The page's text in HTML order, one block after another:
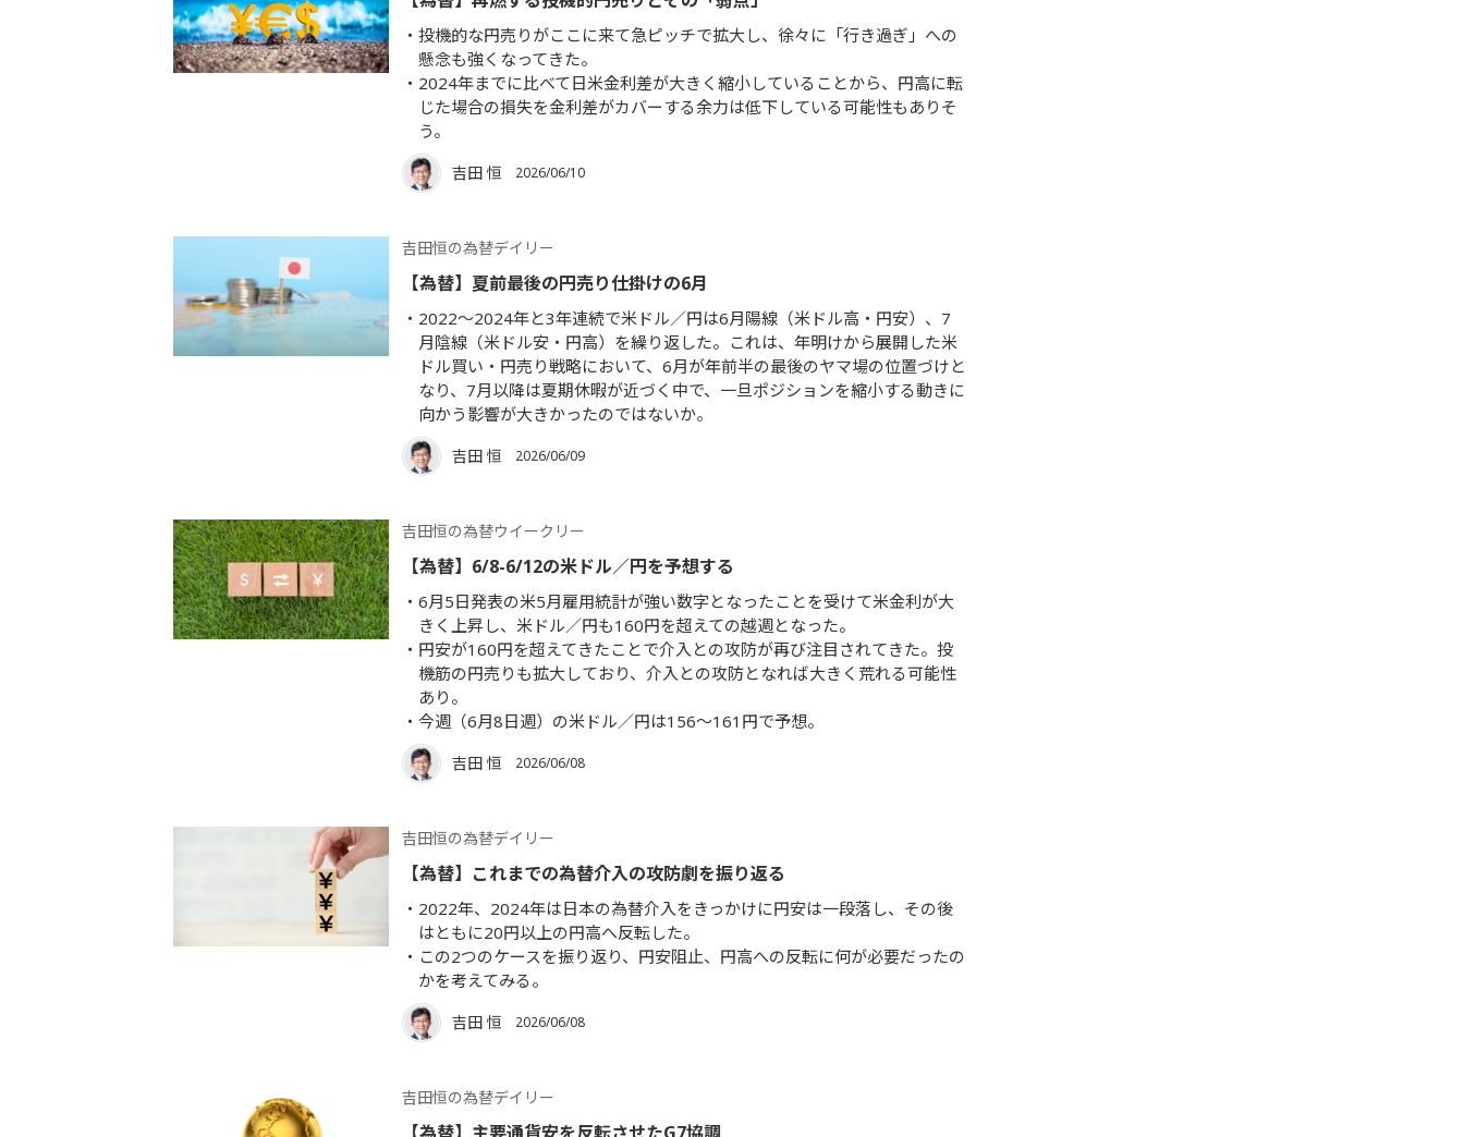
投機的な円売りがここに来て急ピッチで拡大し、徐々に「行き過ぎ」への
懸念も強くなってきた。
2024年までに比べて日米金利差が大きく縮小していることから、円高に転
じた場合の損失を金利差がカバーする余力は低下している可能性もありそ
う。
吉田 恒 2026/06/10
吉田恒の為替デイリー
【為替】夏前最後の円売り仕掛けの6月
2022～2024年と3年連続で米ドル／円は6月陽線（米ドル高・円安）、7
月陰線（米ドル安・円高）を繰り返した。これは、年明けから展開した米
ドル買い・円売り戦略において、6月が年前半の最後のヤマ場の位置づけと
なり、7月以降は夏期休暇が近づく中で、一旦ポジションを縮小する動きに
向かう影響が大きかったのではないか。
吉田 恒 2026/06/09
吉田恒の為替ウイークリー
【為替】6/8-6/12の米ドル／円を予想する
6月5日発表の米5月雇用統計が強い数字となったことを受けて米金利が大
きく上昇し、米ドル／円も160円を超えての越週となった。
円安が160円を超えてきたことで介入との攻防が再び注目されてきた。投
機筋の円売りも拡大しており、介入との攻防となれば大きく荒れる可能性
あり。
今週（6月8日週）の米ドル／円は156～161円で予想。
吉田 恒 2026/06/08
吉田恒の為替デイリー
【為替】これまでの為替介入の攻防劇を振り返る
2022年、2024年は日本の為替介入をきっかけに円安は一段落し、その後
はともに20円以上の円高へ反転した。
この2つのケースを振り返り、円安阻止、円高への反転に何が必要だったの
かを考えてみる。
吉田 恒 2026/06/08
吉田恒の為替デイリー